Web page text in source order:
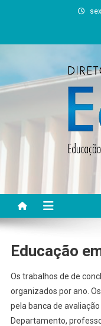
DEAD
Educação
Os trabalhos de de
organizados por ano.
pela banca de
Departamento,